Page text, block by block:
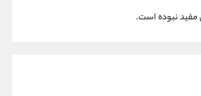
مفید نبوده است.